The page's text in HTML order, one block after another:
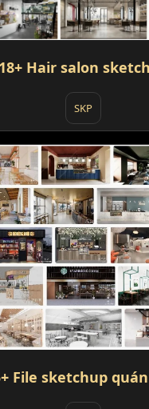
18+ Hair salon
SKP
File sketchup